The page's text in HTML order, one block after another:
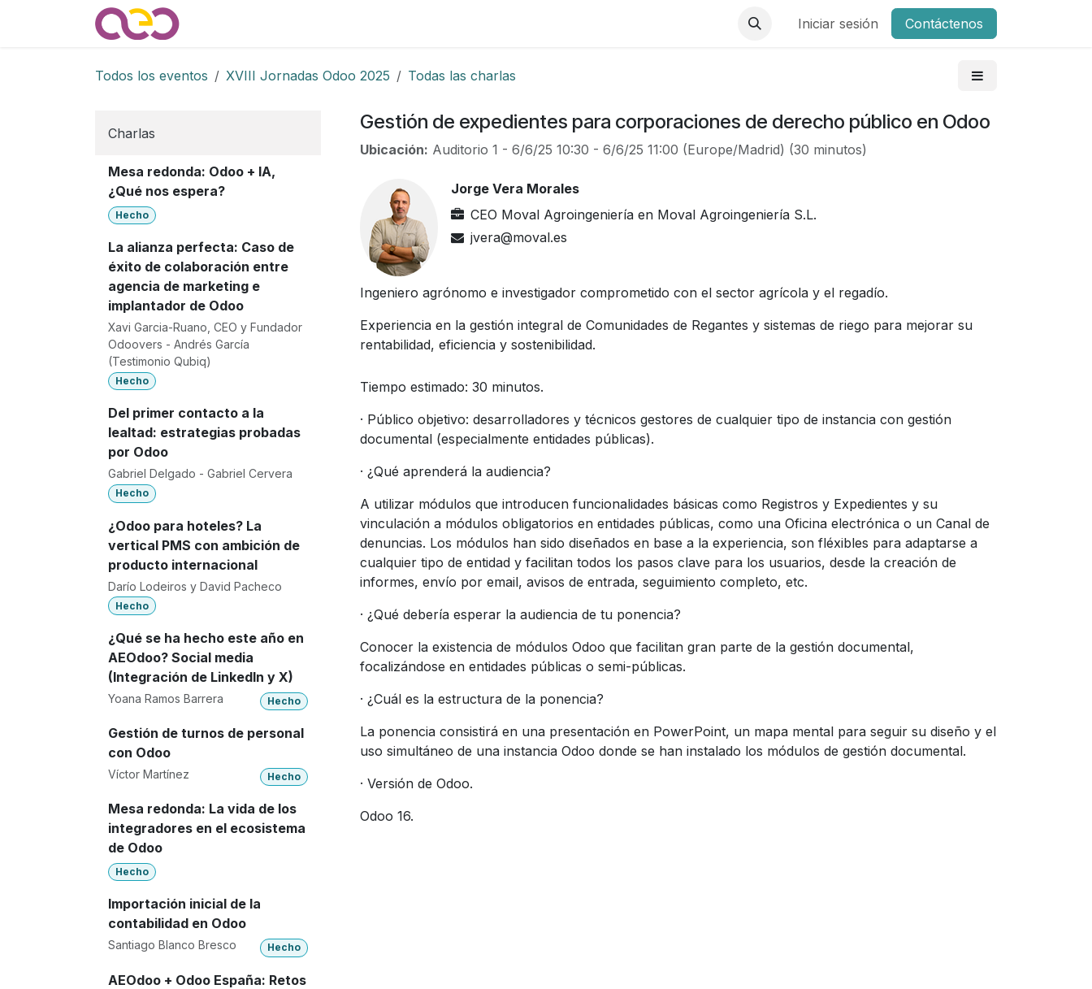
Iniciar sesión Contáctenos
Todos los eventos XVIII Jornadas Odoo 2025 Todas las charlas
Charlas
Mesa redonda: Odoo + IA,
¿Qué nos espera?
Hecho
La alianza perfecta: Caso de
éxito de colaboración entre
agencia de marketing e
implantador de Odoo
Xavi Garcia-Ruano, CEO y Fundador
Odoovers - Andrés García
(Testimonio Qubiq)
Hecho
Del primer contacto a la
lealtad: estrategias probadas
por Odoo
Gabriel Delgado - Gabriel Cervera
Hecho
¿Odoo para hoteles? La
vertical PMS con ambición de
producto internacional
Darío Lodeiros y David Pacheco
Hecho
¿Qué se ha hecho este año en
AEOdoo? Social media
(Integración de LinkedIn y X)
Yoana Ramos Barrera Hecho
Gestión de turnos de personal
con Odoo
Víctor Martínez Hecho
Mesa redonda: La vida de los
integradores en el ecosistema
de Odoo
Hecho
Importación inicial de la
contabilidad en Odoo
Santiago Blanco Bresco Hecho
AEOdoo + Odoo España: Retos
Gestión de expedientes para corporaciones de derecho público en Odoo
Ubicación: Auditorio 1 - 6/6/25 10:30 - 6/6/25 11:00 (Europe/Madrid) (30 minutos)
Jorge Vera Morales
CEO Moval Agroingeniería en Moval Agroingeniería S.L.
jvera@moval.es
Ingeniero agrónomo e investigador comprometido con el sector agrícola y el regadío.
Experiencia en la gestión integral de Comunidades de Regantes y sistemas de riego para mejorar su
rentabilidad, eficiencia y sostenibilidad.
Tiempo estimado: 30 minutos.
· Público objetivo: desarrolladores y técnicos gestores de cualquier tipo de instancia con gestión
documental (especialmente entidades públicas).
· ¿Qué aprenderá la audiencia?
A utilizar módulos que introducen funcionalidades básicas como Registros y Expedientes y su
vinculación a módulos obligatorios en entidades públicas, como una Oficina electrónica o un Canal de
denuncias. Los módulos han sido diseñados en base a la experiencia, son fléxibles para adaptarse a
cualquier tipo de entidad y facilitan todos los pasos clave para los usuarios, desde la creación de
informes, envío por email, avisos de entrada, seguimiento completo, etc.
· ¿Qué debería esperar la audiencia de tu ponencia?
Conocer la existencia de módulos Odoo que facilitan gran parte de la gestión documental,
focalizándose en entidades públicas o semi-públicas.
· ¿Cuál es la estructura de la ponencia?
La ponencia consistirá en una presentación en PowerPoint, un mapa mental para seguir su diseño y el
uso simultáneo de una instancia Odoo donde se han instalado los módulos de gestión documental.
· Versión de Odoo.
Odoo 16.